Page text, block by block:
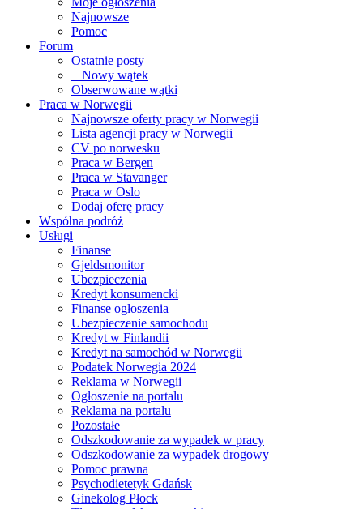
Najnowsze
Pomoc
Forum
Ostatnie posty
+ Nowy wątek
Obserwowane wątki
Praca w Norwegii
Najnowsze oferty pracy w Norwegii
Lista agencji pracy w Norwegii
CV po norwesku
Praca w Bergen
Praca w Stavanger
Praca w Oslo
Dodaj oferę pracy
Wspólna podróż
Usługi
Finanse
Gjeldsmonitor
Ubezpieczenia
Kredyt konsumencki
Finanse ogłoszenia
Ubezpieczenie samochodu
Kredyt w Finlandii
Kredyt na samochód w Norwegii
Podatek Norwegia 2024
Reklama w Norwegii
Ogłoszenie na portalu
Reklama na portalu
Pozostałe
Odszkodowanie za wypadek w pracy
Odszkodowanie za wypadek drogowy
Pomoc prawna
Psychodietetyk Gdańsk
Ginekolog Płock